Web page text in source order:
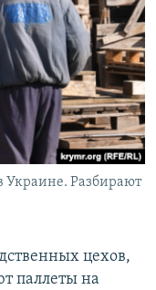
Украине. Разбирают
цехов,
паллеты на